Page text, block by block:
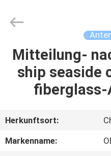
HAUS
PRODUKTE
ÜBER
UNS
Rights
Reserved.
Mitteilung-
ship seaside
fiberglass-
Herkunftsort:
Markenname: